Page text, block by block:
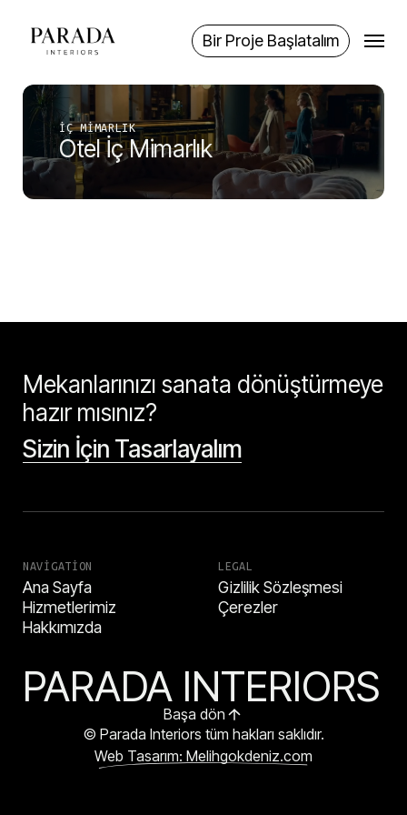
content
Bir Proje Başlatalım
Menu
İÇ MIMARLIK
Otel İç Mimarlık
Mekanlarınızı sanata dönüştürmeye
hazır mısınız?
Sizin İçin Tasarlayalım
NAVIGATION
Ana Sayfa
Hizmetlerimiz
Hakkımızda
LEGAL
Gizlilik Sözleşmesi
Çerezler
PARADA INTERIORS
Başa dön
© Parada Interiors tüm hakları saklıdır.
Web Tasarım: Melihgokdeniz.com